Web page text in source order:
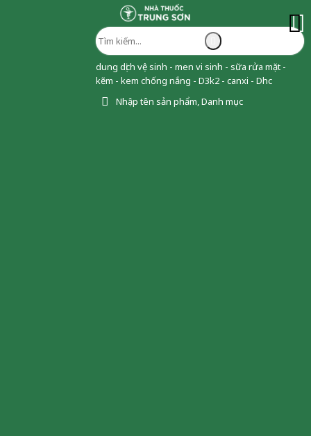
dung dịch vệ sinh - men vi sinh - sữa rửa mặt -
kẽm - kem chống nắng - D3k2 - canxi - Dhc
Nhập tên sản phẩm, Danh mục